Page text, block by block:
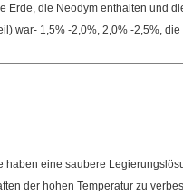
Erde, die Neodym enthalten und
war- 1,5% -2,0%, 2,0% -2,5%,
haben eine saubere
der hohen Temperatur zu